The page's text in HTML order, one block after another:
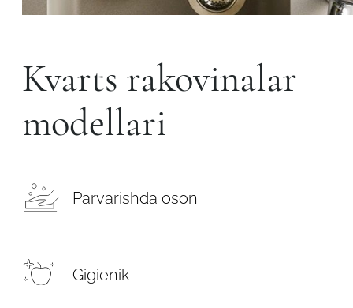
Kvarts rakovinalar
modellari
Parvarishda oson
Gigienik